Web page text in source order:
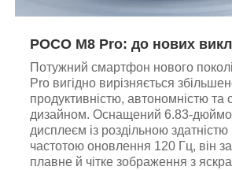
POCO M8 Pro: до нових
Потужний смартфон нового
Pro вигідно вирізняється
продуктивністю, автономністю та
дизайном. Оснащений 6.83-
дисплеєм із роздільною здатністю
частотою оновлення 120 Гц, він
плавне й чітке зображення з